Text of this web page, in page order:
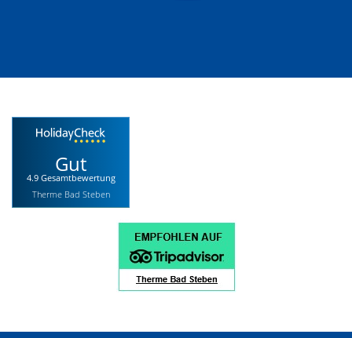
Gut
4.9 Gesamtbewertung
Therme Bad Steben